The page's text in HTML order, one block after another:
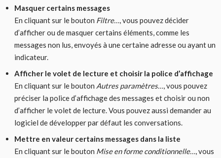
Masquer certains messages
En cliquant sur le bouton Filtre…, vous pouvez décider
d’afficher ou de masquer certains éléments, comme les
messages non lus, envoyés à une certaine adresse ou ayant un
indicateur.
Afficher le volet de lecture et choisir la police d’affichage
En cliquant sur le bouton Autres paramètres…, vous pouvez
préciser la police d’affichage des messages et choisir ou non
d’afficher le volet de lecture. Vous pouvez aussi demander au
logiciel de développer par défaut les conversations.
Mettre en valeur certains messages dans la liste
En cliquant sur le bouton Mise en forme conditionnelle…, vous